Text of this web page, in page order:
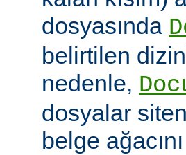
dosyasında
belirtilen
nedenle,
dosyalar
belge